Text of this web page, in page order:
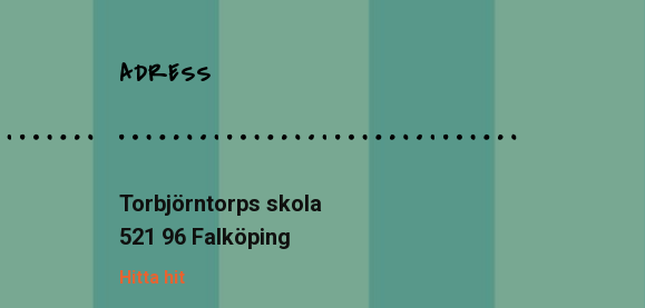
ADRESS
Torbjörntorps skola
521 96 Falköping
Hitta hit